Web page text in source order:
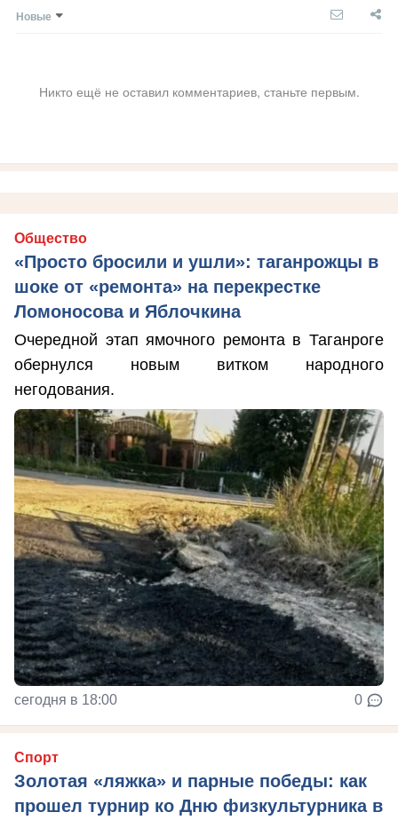
Новые
Никто ещё не оставил комментариев, станьте первым.
Общество
«Просто бросили и ушли»: таганрожцы в
шоке от «ремонта» на перекрестке
Ломоносова и Яблочкина
Очередной этап ямочного ремонта в Таганроге
обернулся новым витком народного
негодования.
сегодня в 18:00 0
Спорт
Золотая «ляжка» и парные победы: как
прошел турнир ко Дню физкультурника в